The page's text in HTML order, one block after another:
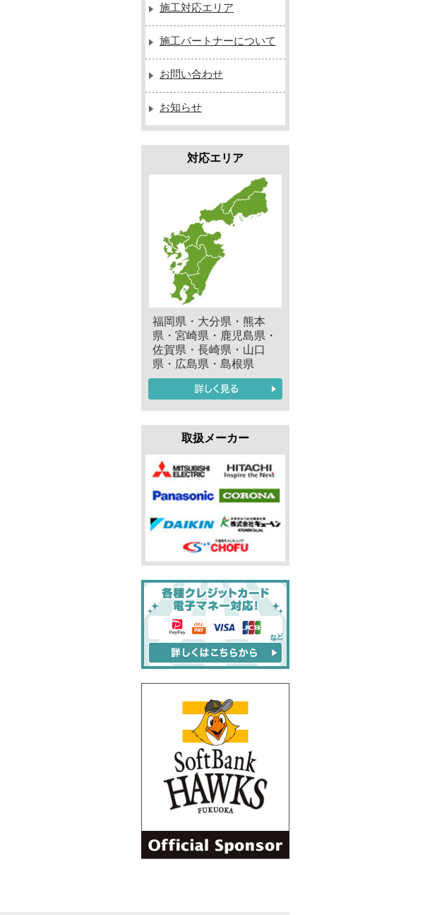
施工対応エリア
施工パートナーについて
お問い合わせ
お知らせ
対応エリア
福岡県・大分県・熊本
県・宮崎県・鹿児島県・
佐賀県・長崎県・山口
県・広島県・島根県
取扱メーカー